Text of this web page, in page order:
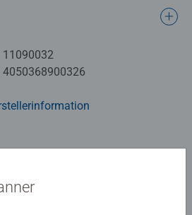
enthält neben zusätzlichen
Inhalte um eine eigene
von
11090032
4050368900326